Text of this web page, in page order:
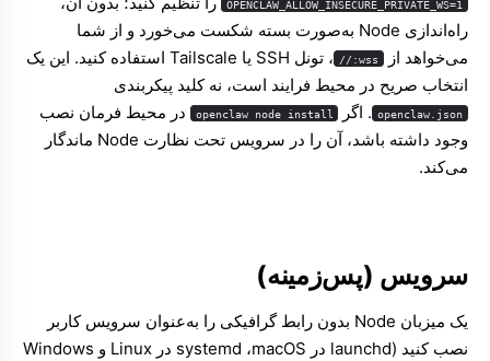
OPENCLAW_ALLOW_INSECURE_PRIVATE_WS=1
راه‌اندازی Node به‌صورت بسته شکست می‌خورد و از شما
می‌خواهد از
wss://
، تونل SSH یا Tailscale استفاده کنید. این یک
انتخاب صریح در محیط فرایند است، نه کلید پیکربندی
openclaw.json . اگر openclaw node install
در محیط فرمان نصب
وجود داشته باشد، آن را در سرویس تحت نظارت Node ماندگار
می‌کند.
سرویس (پس‌زمینه)
یک میزبان Node بدون رابط گرافیکی را به‌عنوان سرویس کاربر
نصب کنید (launchd در macOS، ‏systemd در Linux و Windows